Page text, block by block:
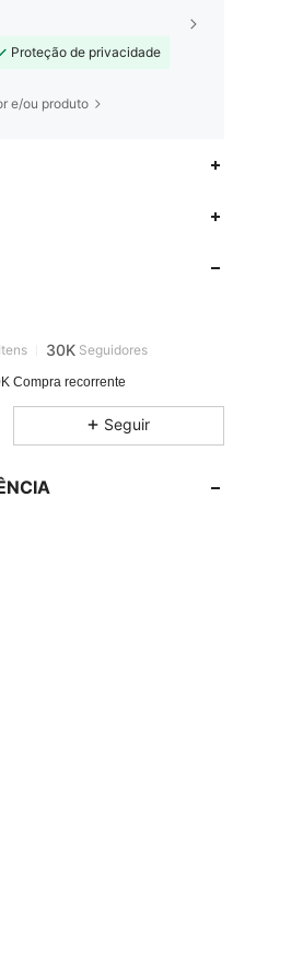
Proteção de privacidade
e/ou produto
Itens 30K Seguidores
30K
Compra recorrente
Seguir